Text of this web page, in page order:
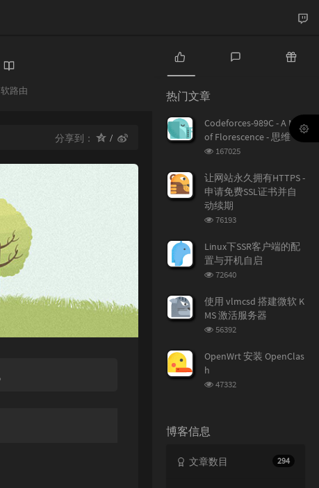
分
软路由
分享到：
热
门
文
章
章
热门文章
Codeforces-989C - A Mist
of Florescence - 思维
浏
次
数:
167025
让网站永久拥有HTTPS -
申请免费SSL证书并自
动续期
浏
次
数:
76193
Linux下SSR客户端的配
置与开机自启
浏
次
数:
72640
使用 vlmcsd 搭建微软 K
MS 激活服务器
浏
次
56392
OpenWrt 安装 OpenClas
h
浏
47332
博客信息
294
文章数目